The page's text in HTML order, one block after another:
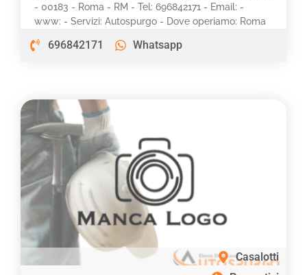
- 00183 - Roma - RM - Tel: 696842171 - Email: -
www: - Servizi: Autospurgo - Dove operiamo: Roma
696842171 Whatsapp
Casalotti